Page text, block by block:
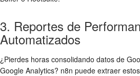
3. Reportes de
Automatizados
¿Pierdes horas consolidando datos de
Google Analytics? n8n puede extraer